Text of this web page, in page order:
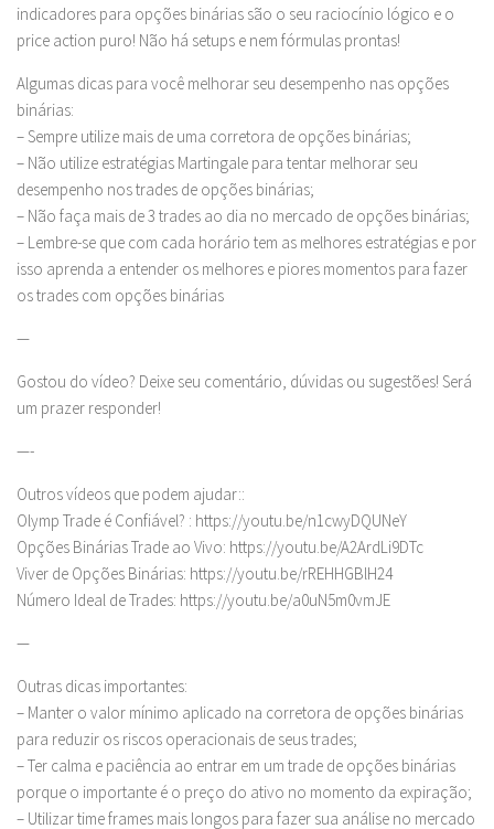
indicadores para opções binárias são o seu raciocínio lógico e o
price action puro! Não há setups e nem fórmulas prontas!
Algumas dicas para você melhorar seu desempenho nas opções
binárias:
– Sempre utilize mais de uma corretora de opções binárias;
– Não utilize estratégias Martingale para tentar melhorar seu
desempenho nos trades de opções binárias;
– Não faça mais de 3 trades ao dia no mercado de opções binárias;
– Lembre-se que com cada horário tem as melhores estratégias e por
isso aprenda a entender os melhores e piores momentos para fazer
os trades com opções binárias
—
Gostou do vídeo? Deixe seu comentário, dúvidas ou sugestões! Será
um prazer responder!
—-
Outros vídeos que podem ajudar::
Olymp Trade é Confiável? : https://youtu.be/n1cwyDQUNeY
Opções Binárias Trade ao Vivo: https://youtu.be/A2ArdLi9DTc
Viver de Opções Binárias: https://youtu.be/rREHHGBlH24
Número Ideal de Trades: https://youtu.be/a0uN5m0vmJE
—
Outras dicas importantes:
– Manter o valor mínimo aplicado na corretora de opções binárias
para reduzir os riscos operacionais de seus trades;
– Ter calma e paciência ao entrar em um trade de opções binárias
porque o importante é o preço do ativo no momento da expiração;
– Utilizar time frames mais longos para fazer sua análise no mercado